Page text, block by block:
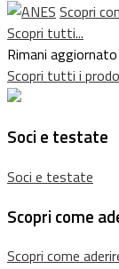
Scopri
Scopri tutti...
Rimani aggiornato
Scopri tutti i
Soci e testate
Soci e testate
Scopri come
Scopri come